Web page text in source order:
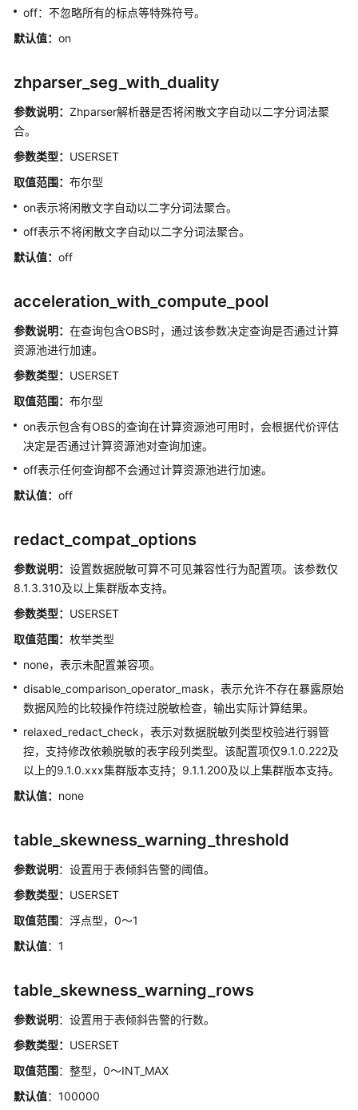
查
数
设
GUC
数
使
明
连
接
认
证
源
消
行
导
预
写
日
志
复
制
规
划
错
误
日
运
时
统
off：不忽略所有的标点等特殊符号。
默认值： on
zhparser_seg_with_duality
参数说明： Zhparser解析器是否将闲散文字自动以二字分词法聚
合。
参数类型： USERSET
取值范围： 布尔型
on表示将闲散文字自动以二字分词法聚合。
off表示不将闲散文字自动以二字分词法聚合。
默认值： off
acceleration_with_compute_pool
参数说明： 在查询包含OBS时，通过该参数决定查询是否通过计算
资源池进行加速。
参数类型： USERSET
取值范围： 布尔型
on表示包含有OBS的查询在计算资源池可用时，会根据代价评估
决定是否通过计算资源池对查询加速。
off表示任何查询都不会通过计算资源池进行加速。
默认值： off
redact_compat_options
参数说明： 设置数据脱敏可算不可见兼容性行为配置项。该参数仅
8.1.3.310及以上集群版本支持。
参数类型： USERSET
取值范围： 枚举类型
none，表示未配置兼容项。
disable_comparison_operator_mask，表示允许不存在暴露原始
数据风险的比较操作符绕过脱敏检查，输出实际计算结果。
relaxed_redact_check，表示对数据脱敏列类型校验进行弱管
控，支持修改依赖脱敏的表字段列类型。该配置项仅9.1.0.222及
以上的9.1.0.xxx集群版本支持；9.1.1.200及以上集群版本支持。
默认值： none
table_skewness_warning_threshold
参数说明：设置用于表倾斜告警的阈值。
参数类型： USERSET
取值范围：浮点型，0～1
默认值：1
table_skewness_warning_rows
参数说明：设置用于表倾斜告警的行数。
参数类型： USERSET
取值范围：整型，0～INT_MAX
默认值：100000